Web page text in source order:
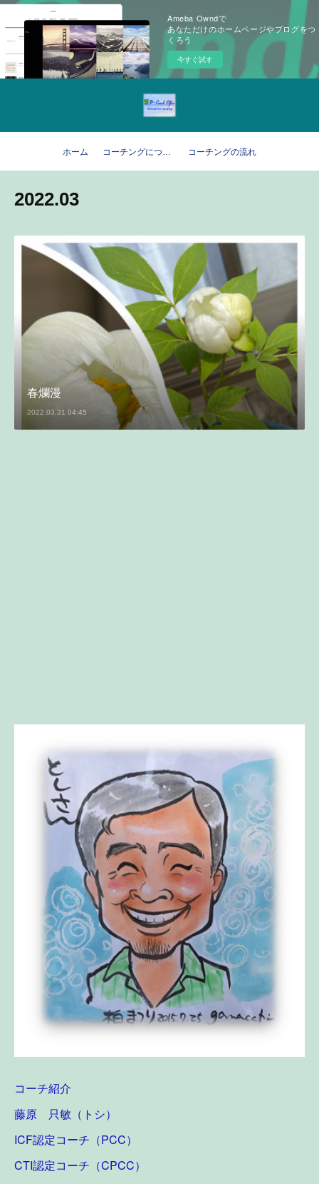
Ameba Owndで
あなただけのホームページやブログをつ
くろう
今すぐ試す
ホーム コーチングについて コーチングの流れ
2022.03
春爛漫
2022.03.31 04:45
コーチ紹介
藤原 只敏（トシ）
ICF認定コーチ（PCC）
CTI認定コーチ（CPCC）